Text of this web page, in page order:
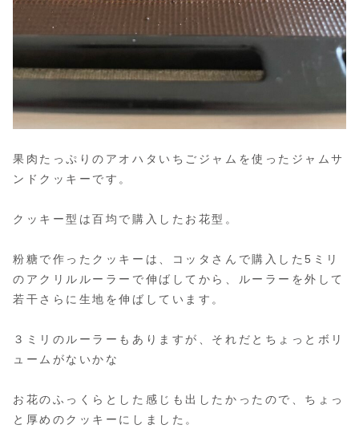
果肉たっぷりのアオハタいちごジャムを使ったジャムサ
ンドクッキーです。
クッキー型は百均で購入したお花型。
粉糖で作ったクッキーは、コッタさんで購入した5ミリ
のアクリルルーラーで伸ばしてから、ルーラーを外して
若干さらに生地を伸ばしています。
３ミリのルーラーもありますが、それだとちょっとボリ
ュームがないかな
お花のふっくらとした感じも出したかったので、ちょっ
と厚めのクッキーにしました。